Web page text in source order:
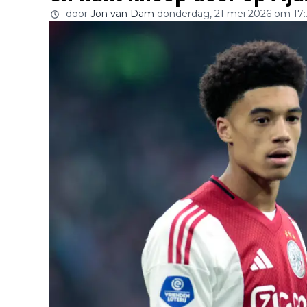
door Jon van Dam donderdag, 21 mei 2026 om